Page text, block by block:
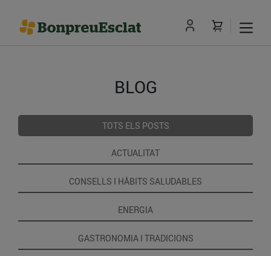
BLOG
TOTS ELS POSTS
ACTUALITAT
CONSELLS I HÀBITS SALUDABLES
ENERGIA
GASTRONOMIA I TRADICIONS